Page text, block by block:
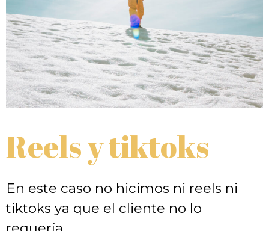
Reels y tiktoks
En este caso no hicimos ni reels ni
tiktoks ya que el cliente no lo